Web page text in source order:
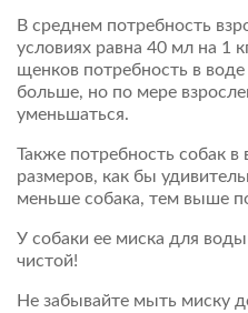
В среднем потребность
условиях равна 40 мл на 1
щенков потребность в
больше, но по мере
уменьшаться.
Также потребность собак в
размеров, как бы
меньше собака, тем выше
У собаки ее миска для
чистой!
Не забывайте мыть миску